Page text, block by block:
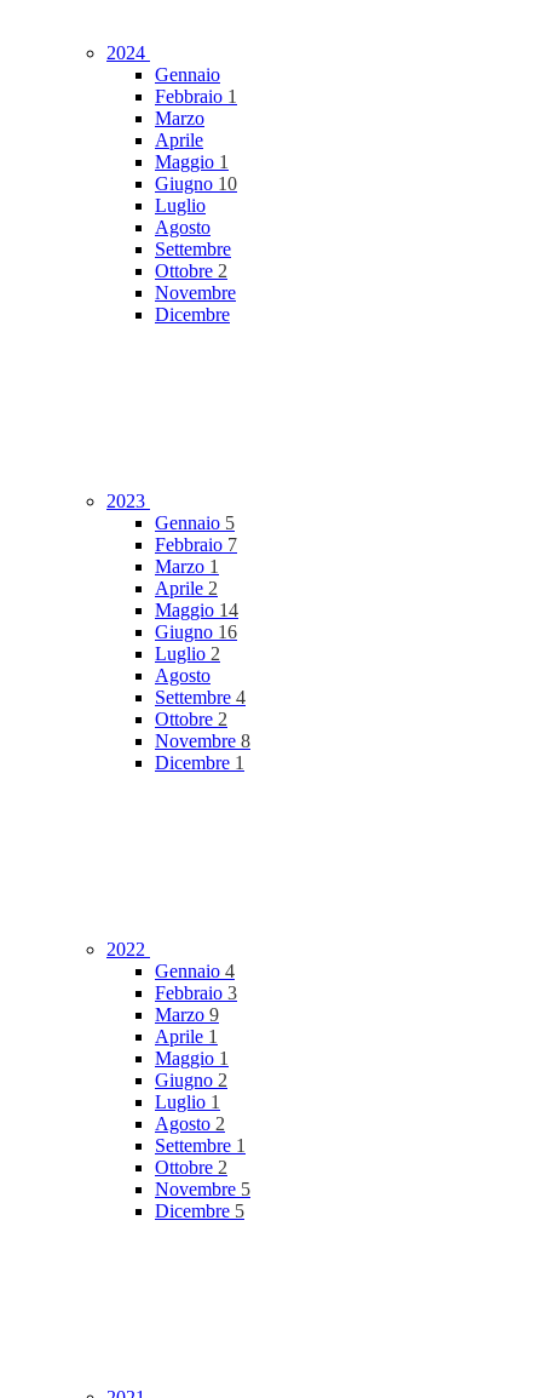
2024
Gennaio
Febbraio 1
Marzo
Aprile
Maggio 1
Giugno 10
Luglio
Agosto
Settembre
Ottobre 2
Novembre
Dicembre
2023
Gennaio 5
Febbraio 7
Marzo 1
Aprile 2
Maggio 14
Giugno 16
Luglio 2
Agosto
Settembre 4
Ottobre 2
Novembre 8
Dicembre 1
2022
Gennaio 4
Febbraio 3
Marzo 9
Aprile 1
Maggio 1
Giugno 2
Luglio 1
Agosto 2
Settembre 1
Ottobre 2
Novembre 5
Dicembre 5